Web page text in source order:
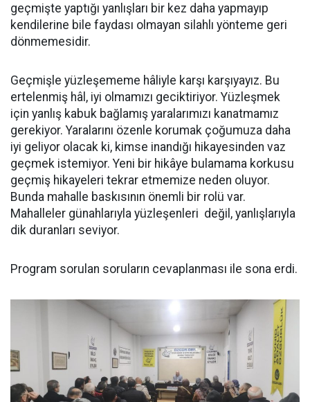
geçmişte yaptığı yanlışları bir kez daha yapmayıp
kendilerine bile faydası olmayan silahlı yönteme geri
dönmemesidir.
Geçmişle yüzleşememe hâliyle karşı karşıyayız. Bu
ertelenmiş hâl, iyi olmamızı geciktiriyor. Yüzleşmek
için yanlış kabuk bağlamış yaralarımızı kanatmamız
gerekiyor. Yaralarını özenle korumak çoğumuza daha
iyi geliyor olacak ki, kimse inandığı hikayesinden vaz
geçmek istemiyor. Yeni bir hikâye bulamama korkusu
geçmiş hikayeleri tekrar etmemize neden oluyor.
Bunda mahalle baskısının önemli bir rolü var.
Mahalleler günahlarıyla yüzleşenleri değil, yanlışlarıyla
dik duranları seviyor.
Program sorulan soruların cevaplanması ile sona erdi.